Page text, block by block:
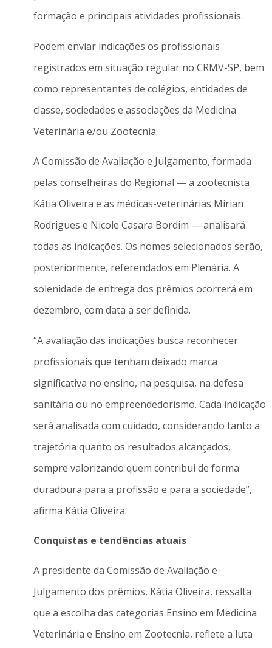
formação e principais atividades profissionais.
Podem enviar indicações os profissionais
registrados em situação regular no CRMV-SP, bem
como representantes de colégios, entidades de
classe, sociedades e associações da Medicina
Veterinária e/ou Zootecnia.
A Comissão de Avaliação e Julgamento, formada
pelas conselheiras do Regional — a zootecnista
Kátia Oliveira e as médicas-veterinárias Mirian
Rodrigues e Nicole Casara Bordim — analisará
todas as indicações. Os nomes selecionados serão,
posteriormente, referendados em Plenária. A
solenidade de entrega dos prêmios ocorrerá em
dezembro, com data a ser definida.
“A avaliação das indicações busca reconhecer
profissionais que tenham deixado marca
significativa no ensino, na pesquisa, na defesa
sanitária ou no empreendedorismo. Cada indicação
será analisada com cuidado, considerando tanto a
trajetória quanto os resultados alcançados,
sempre valorizando quem contribui de forma
duradoura para a profissão e para a sociedade”,
afirma Kátia Oliveira.
Conquistas e tendências atuais
A presidente da Comissão de Avaliação e
Julgamento dos prêmios, Kátia Oliveira, ressalta
que a escolha das categorias Ensino em Medicina
Veterinária e Ensino em Zootecnia, reflete a luta